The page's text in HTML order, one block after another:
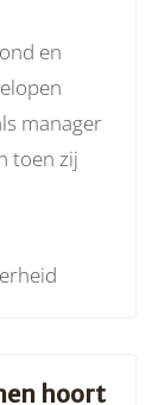
en
manager
toen zij
hoort